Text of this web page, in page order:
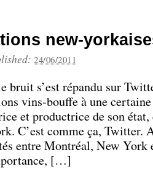
new-
24/06/2011
bruit s’est répandu sur
vins-bouffe à une
et productrice de son état,
C’est comme ça, Twitter.
entre Montréal, New
[…]